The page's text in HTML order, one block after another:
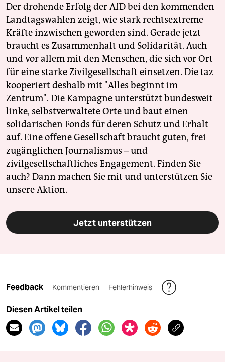
Der drohende Erfolg der AfD bei den kommenden
Landtagswahlen zeigt, wie stark rechtsextreme
Kräfte inzwischen geworden sind. Gerade jetzt
braucht es Zusammenhalt und Solidarität. Auch
und vor allem mit den Menschen, die sich vor Ort
für eine starke Zivilgesellschaft einsetzen. Die taz
kooperiert deshalb mit "Alles beginnt im
Zentrum". Die Kampagne unterstützt bundesweit
linke, selbstverwaltete Orte und baut einen
solidarischen Fonds für deren Schutz und Erhalt
auf. Eine offene Gesellschaft braucht guten, frei
zugänglichen Journalismus – und
zivilgesellschaftliches Engagement. Finden Sie
auch? Dann machen Sie mit und unterstützen Sie
unsere Aktion.
Jetzt unterstützen
Feedback Kommentieren Fehlerhinweis
Diesen Artikel teilen